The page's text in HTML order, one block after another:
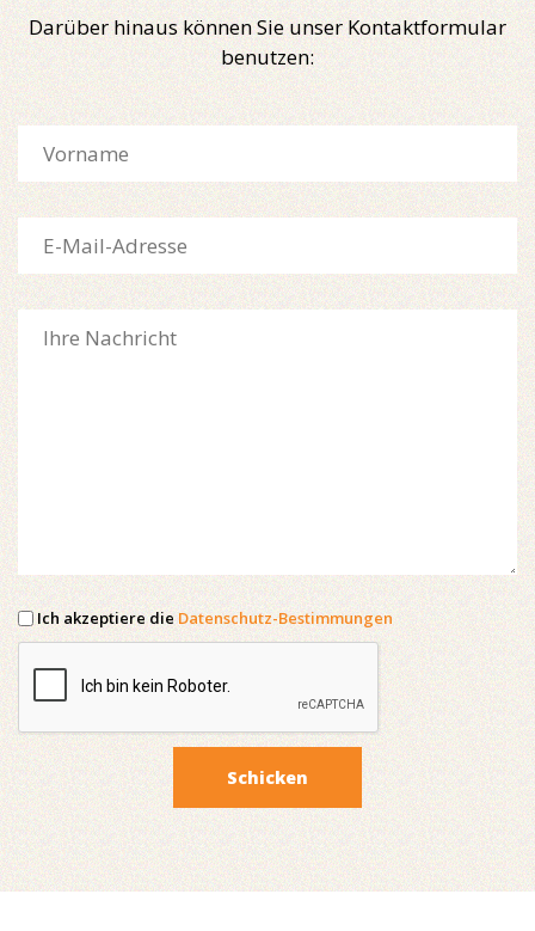
Darüber hinaus können Sie unser Kontaktformular
benutzen:
Ich akzeptiere die Datenschutz-Bestimmungen
Schicken